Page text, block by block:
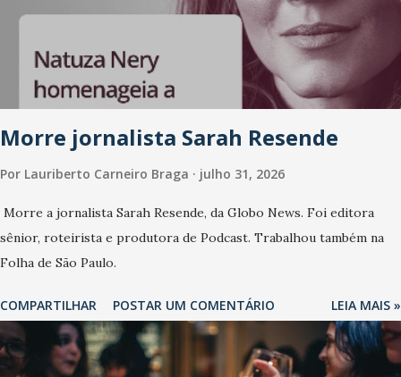
Morre jornalista Sarah Resende
Por Lauriberto Carneiro Braga julho 31, 2026
Morre a jornalista Sarah Resende, da Globo News. Foi editora
sênior, roteirista e produtora de Podcast. Trabalhou também na
Folha de São Paulo.
COMPARTILHAR POSTAR UM COMENTÁRIO LEIA MAIS »